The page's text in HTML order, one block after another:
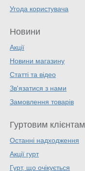
Угода користувача
Новини
Акції
Новини магазину
Статті та відео
Зв'язатися з нами
Замовлення товарів
Гуртовим клієнтам
Останні надходження
Акції гурт
Гурт, що очікується